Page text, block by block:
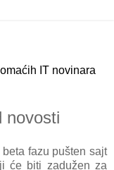
IT novinara
novosti
fazu pušten sajt
će biti zadužen za